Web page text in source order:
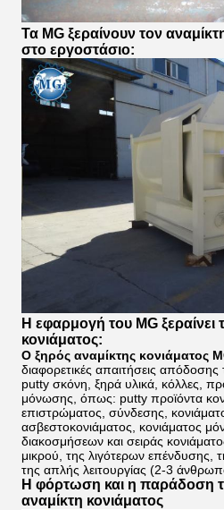
Τα MG ξεραίνουν τον
στο εργοστάσιο:
Η εφαρμογή του MG ξεραίνει
κονιάματος:
Ο ξηρός αναμίκτης κονιάματος
διαφορετικές απαιτήσεις απόδοσης
putty σκόνη, ξηρά υλικά, κόλλες,
μόνωσης, όπως: putty προϊόντα
επιστρώματος, σύνδεσης,
ασβεστοκονιάματος, κονιάματος
διακοσμήσεων και σειράς
μικρού, της λιγότερων επένδυσης,
της απλής λειτουργίας (2-3
Η φόρτωση και η παράδοση
αναμίκτη κονιάματος